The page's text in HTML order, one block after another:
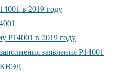
в 2019 году
Р14001 в 2019 году
заявления Р14001